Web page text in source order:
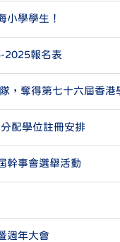
小學學生！
2025報名表
，奪得第七十六屆香
配學位註冊安排
幹事會選舉活動
週年大會